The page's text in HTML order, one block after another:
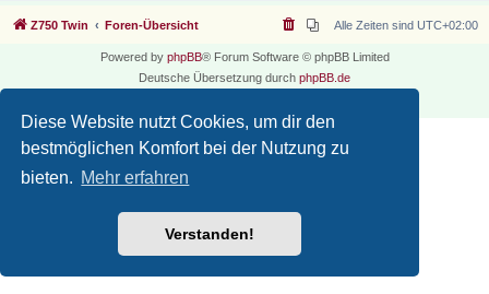
Diese Website nutzt Cookies, um dir den
bestmöglichen Komfort bei der Nutzung zu
bieten. Mehr erfahren
Verstanden!
Z750 Twin Foren-Übersicht Alle Zeiten sind UTC+02:00
Powered by phpBB® Forum Software © phpBB Limited
Deutsche Übersetzung durch phpBB.de